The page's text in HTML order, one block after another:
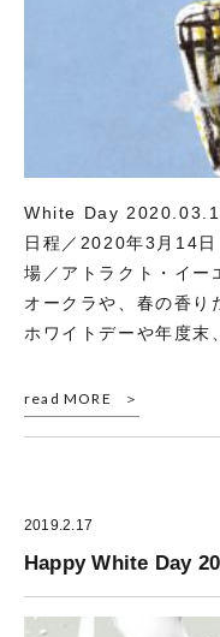
White Day
日程／2020年3月14
場／アトラクト・イー
オークラや、春の香り
ホワイトデーや年度末
read MORE
2019.2.17
Happy White Day